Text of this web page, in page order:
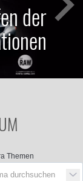
der
Themen